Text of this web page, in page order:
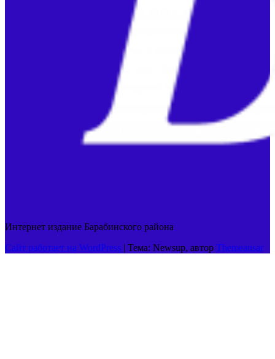
Интернет издание Барабинского района
Сайт работает на WordPress | Тема: Newsup, автор Themeansar